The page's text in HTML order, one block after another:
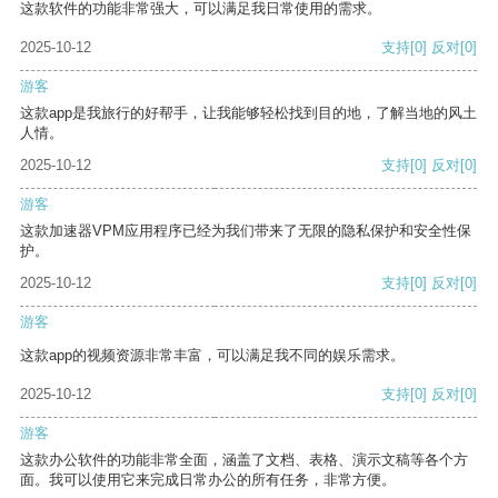
这款软件的功能非常强大，可以满足我日常使用的需求。
2025-10-12 支持[0] 反对[0]
游客
这款app是我旅行的好帮手，让我能够轻松找到目的地，了解当地的风土
人情。
2025-10-12
支持[0] 反对[0]
游客
这款加速器VPM应用程序已经为我们带来了无限的隐私保护和安全性保
护。
2025-10-12
支持[0] 反对[0]
游客
这款app的视频资源非常丰富，可以满足我不同的娱乐需求。
2025-10-12 支持[0] 反对[0]
游客
这款办公软件的功能非常全面，涵盖了文档、表格、演示文稿等各个方
面。我可以使用它来完成日常办公的所有任务，非常方便。